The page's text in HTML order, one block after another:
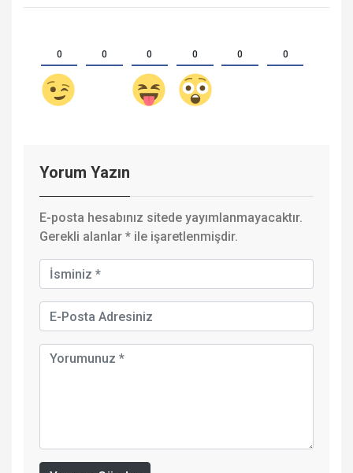
0 0 0 0 0 0
Yorum Yazın
E-posta hesabınız sitede yayımlanmayacaktır.
Gerekli alanlar * ile işaretlenmişdir.